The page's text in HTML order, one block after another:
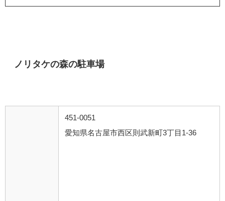
ノリタケの森の駐車場
451-0051
愛知県名古屋市西区則武新町3丁目1-36